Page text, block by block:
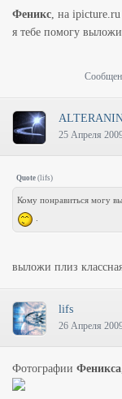
Феникс, на
я тебе помогу
25 Апреля
Quote (lifs)
Кому понравиться могу
выложи плиз
lifs
26 Апреля
Фотографии Феникса